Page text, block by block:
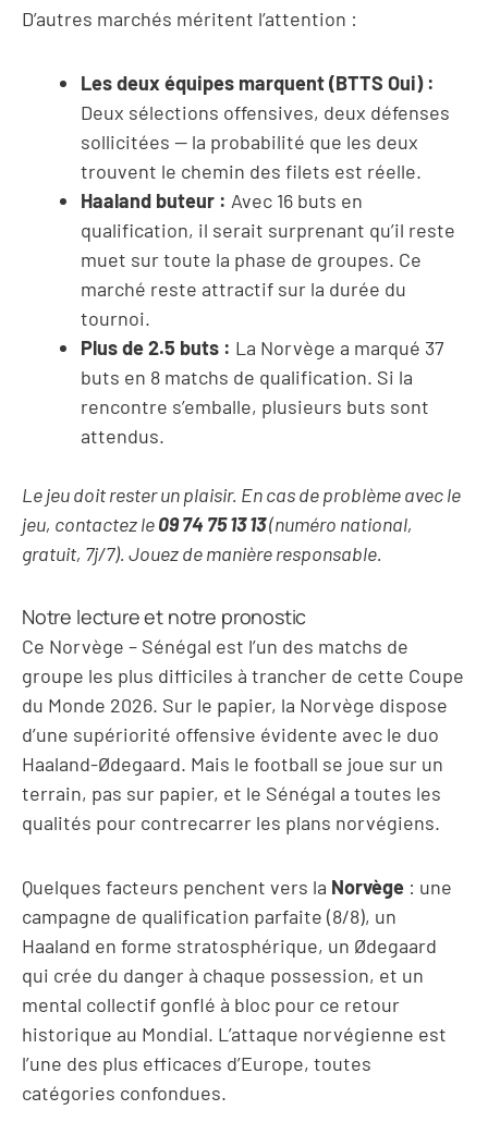
D’autres marchés méritent l’attention :
Les deux équipes marquent (BTTS Oui) :
Deux sélections offensives, deux défenses
sollicitées — la probabilité que les deux
trouvent le chemin des filets est réelle.
Haaland buteur : Avec 16 buts en
qualification, il serait surprenant qu’il reste
muet sur toute la phase de groupes. Ce
marché reste attractif sur la durée du
tournoi.
Plus de 2.5 buts : La Norvège a marqué 37
buts en 8 matchs de qualification. Si la
rencontre s’emballe, plusieurs buts sont
attendus.
Le jeu doit rester un plaisir. En cas de problème avec le
jeu, contactez le09 74 75 13 13(numéro national,
gratuit, 7j/7). Jouez de manière responsable.
Notre lecture et notre pronostic
Ce Norvège – Sénégal est l’un des matchs de
groupe les plus difficiles à trancher de cette Coupe
du Monde 2026. Sur le papier, la Norvège dispose
d’une supériorité offensive évidente avec le duo
Haaland-Ødegaard. Mais le football se joue sur un
terrain, pas sur papier, et le Sénégal a toutes les
qualités pour contrecarrer les plans norvégiens.
Quelques facteurs penchent vers la Norvège : une
campagne de qualification parfaite (8/8), un
Haaland en forme stratosphérique, un Ødegaard
qui crée du danger à chaque possession, et un
mental collectif gonflé à bloc pour ce retour
historique au Mondial. L’attaque norvégienne est
l’une des plus efficaces d’Europe, toutes
catégories confondues.